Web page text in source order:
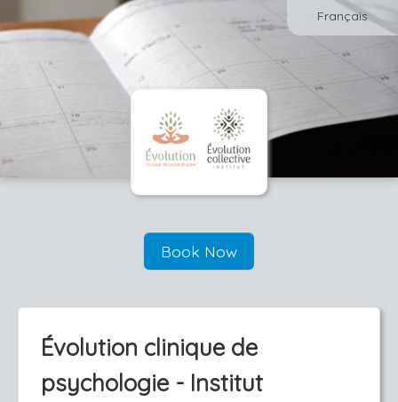
Français
Book Now
Évolution clinique de
psychologie - Institut